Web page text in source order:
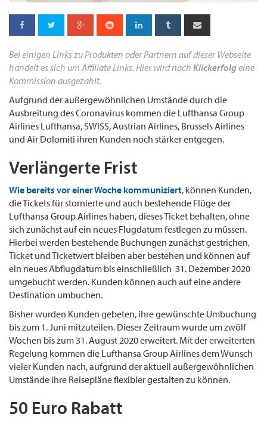
Bei einigen Links zu Produkten oder Partnern auf dieser Webseite
handelt es sich um Affiliate Links. Hier wird nach Klickerfolg eine
Kommission ausgezahlt.
Aufgrund der außergewöhnlichen Umstände durch die
Ausbreitung des Coronavirus kommen die Lufthansa Group
Airlines Lufthansa, SWISS, Austrian Airlines, Brussels Airlines
und Air Dolomiti ihren Kunden noch stärker entgegen.
Verlängerte Frist
Wie bereits vor einer Woche kommuniziert, können Kunden,
die Tickets für stornierte und auch bestehende Flüge der
Lufthansa Group Airlines haben, dieses Ticket behalten, ohne
sich zunächst auf ein neues Flugdatum festlegen zu müssen.
Hierbei werden bestehende Buchungen zunächst gestrichen,
Ticket und Ticketwert bleiben aber bestehen und können auf
ein neues Abflugdatum bis einschließlich 31. Dezember 2020
umgebucht werden. Kunden können auch auf eine andere
Destination umbuchen.
Bisher wurden Kunden gebeten, ihre gewünschte Umbuchung
bis zum 1. Juni mitzuteilen. Dieser Zeitraum wurde um zwölf
Wochen bis zum 31. August 2020 erweitert. Mit der erweiterten
Regelung kommen die Lufthansa Group Airlines dem Wunsch
vieler Kunden nach, aufgrund der aktuell außergewöhnlichen
Umstände ihre Reisepläne flexibler gestalten zu können.
50 Euro Rabatt